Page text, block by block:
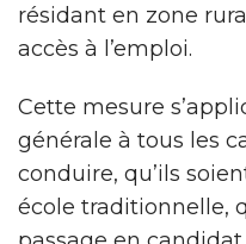
résidant en zone
accès à l’emploi.
Cette mesure
générale à tous les
conduire, qu’ils
école traditionnelle,